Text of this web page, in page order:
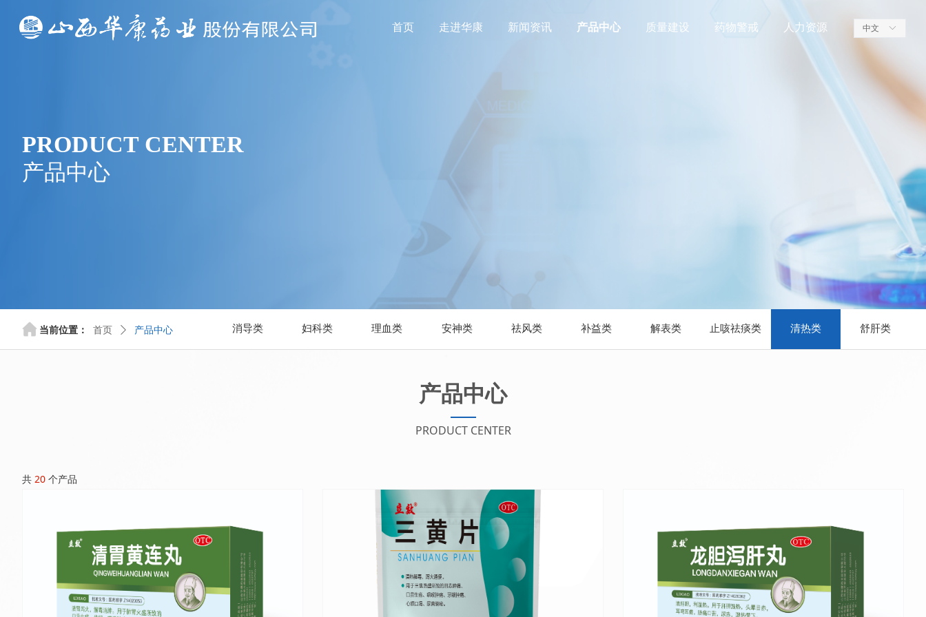
首页 走进华康 新闻资讯 产品中心 质量建设 药物警戒 人力资源 ꀅ
中文
共 20 个产品
PRODUCT CENTER
产品中心
产品中心
PRODUCT CENTER
首页 ꄲ 产品中心
当前位置： 消导类 妇科类 理血类 安神类 祛风类 补益类 解表类 止咳祛痰类 清热类 舒肝类